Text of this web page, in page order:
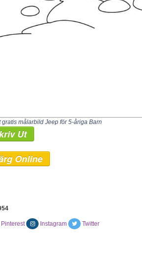
gratis målarbild Jeep för 5-åriga Barn
Ut
Online
Pinterest Instagram Twitter